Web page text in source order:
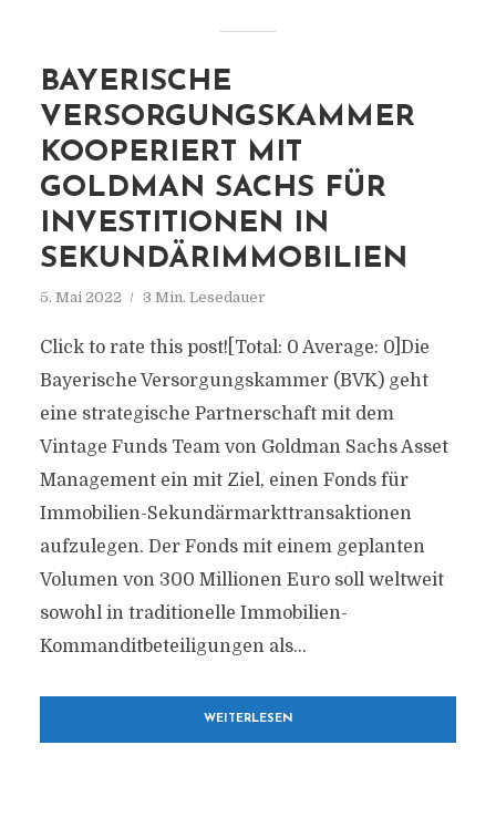
BAYERISCHE
VERSORGUNGSKAMMER
KOOPERIERT MIT
GOLDMAN SACHS FÜR
INVESTITIONEN IN
SEKUNDÄRIMMOBILIEN
5. Mai 2022 3 Min. Lesedauer
Click to rate this post![Total: 0 Average: 0]Die
Bayerische Versorgungskammer (BVK) geht
eine strategische Partnerschaft mit dem
Vintage Funds Team von Goldman Sachs Asset
Management ein mit Ziel, einen Fonds für
Immobilien-Sekundärmarkttransaktionen
aufzulegen. Der Fonds mit einem geplanten
Volumen von 300 Millionen Euro soll weltweit
sowohl in traditionelle Immobilien-
Kommanditbeteiligungen als...
WEITERLESEN